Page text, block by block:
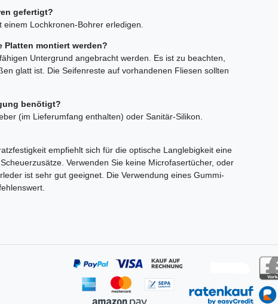
gefertigt?
Lochkronen-Bohrer erledigen.
Platten montiert werden?
Untergrund angebracht werden. Es ist zu beachten,
glatt ist. Die Seifenreste auf vorhandenen Fliesen sollten
benötigt?
(im Lieferumfang enthalten) oder Sanitär-Silikon.
empfiehlt sich für die optische Langlebigkeit eine
Verwenden Sie keine Microfasertücher, oder
ist sehr gut geeignet. Die Verwendung eines Gummi-